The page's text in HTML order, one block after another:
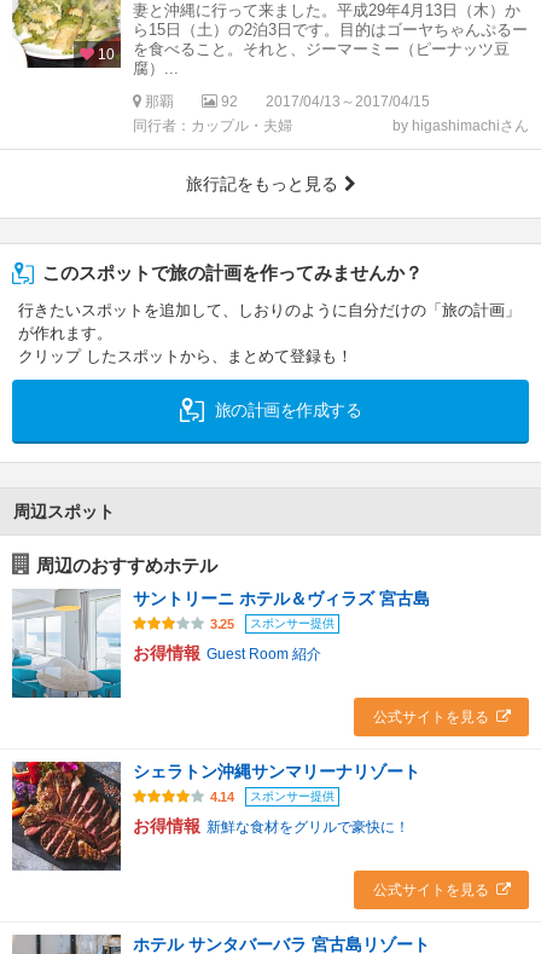
10
妻と沖縄に行って来ました。平成29年4月13日（木）か
ら15日（土）の2泊3日です。目的はゴーヤちゃんぷるー
を食べること。それと、ジーマーミー（ピーナッツ豆
腐）...
那覇 92
2017/04/13～2017/04/15
同行者：カップル・夫婦
by higashimachiさん
旅行記をもっと見る
このスポットで旅の計画を作ってみませんか？
行きたいスポットを追加して、しおりのように自分だけの「旅の計画」
が作れます。
クリップ したスポットから、まとめて登録も！
旅の計画を作成する
周辺スポット
周辺のおすすめホテル
サントリーニ ホテル＆ヴィラズ 宮古島
3.25 スポンサー提供
お得情報 Guest Room 紹介
公式サイトを見る
シェラトン沖縄サンマリーナリゾート
4.14 スポンサー提供
お得情報 新鮮な食材をグリルで豪快に！
公式サイトを見る
ホテル サンタバーバラ 宮古島リゾート